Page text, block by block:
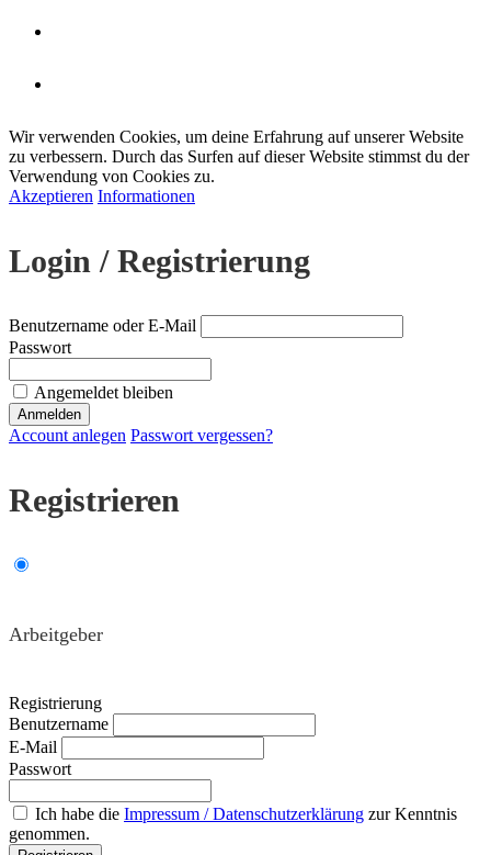
Wir verwenden Cookies, um deine Erfahrung auf unserer Website
zu verbessern. Durch das Surfen auf dieser Website stimmst du der
Verwendung von Cookies zu.
Akzeptieren Informationen
Login / Registrierung
Benutzername oder E-Mail
Passwort
Angemeldet bleiben
Account anlegen Passwort vergessen?
Registrieren
Arbeitgeber
Registrierung
Benutzername
E-Mail
Passwort
Ich habe die Impressum / Datenschutzerklärung zur Kenntnis
genommen.